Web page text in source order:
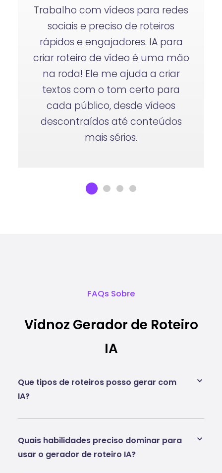
Trabalho com vídeos para redes
sociais e preciso de roteiros
rápidos e engajadores. IA para
criar roteiro de vídeo é uma mão
na roda! Ele me ajuda a criar
textos com o tom certo para
cada público, desde vídeos
descontraídos até conteúdos
mais sérios.
FAQs Sobre
Vidnoz Gerador de Roteiro
IA
Que tipos de roteiros posso gerar com
IA?
Quais habilidades preciso dominar para
usar o gerador de roteiro IA?